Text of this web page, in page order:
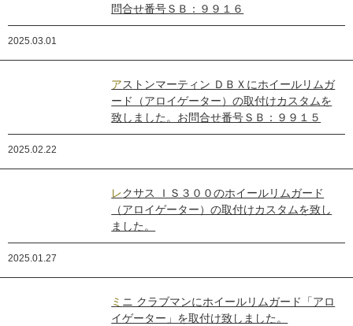
問合せ番号ＳＢ：９９１６
2025.03.01
アストンマーティン ＤＢＸにホイールリムガ
ード（アロイゲーター）の取付けカスタムを
致しました。お問合せ番号ＳＢ：９９１５
2025.02.22
レクサス ＩＳ３００のホイールリムガード
（アロイゲーター）の取付けカスタムを致し
ました。
2025.01.27
ミニ クラブマンにホイールリムガード「アロ
イゲーター」を取付け致しました。